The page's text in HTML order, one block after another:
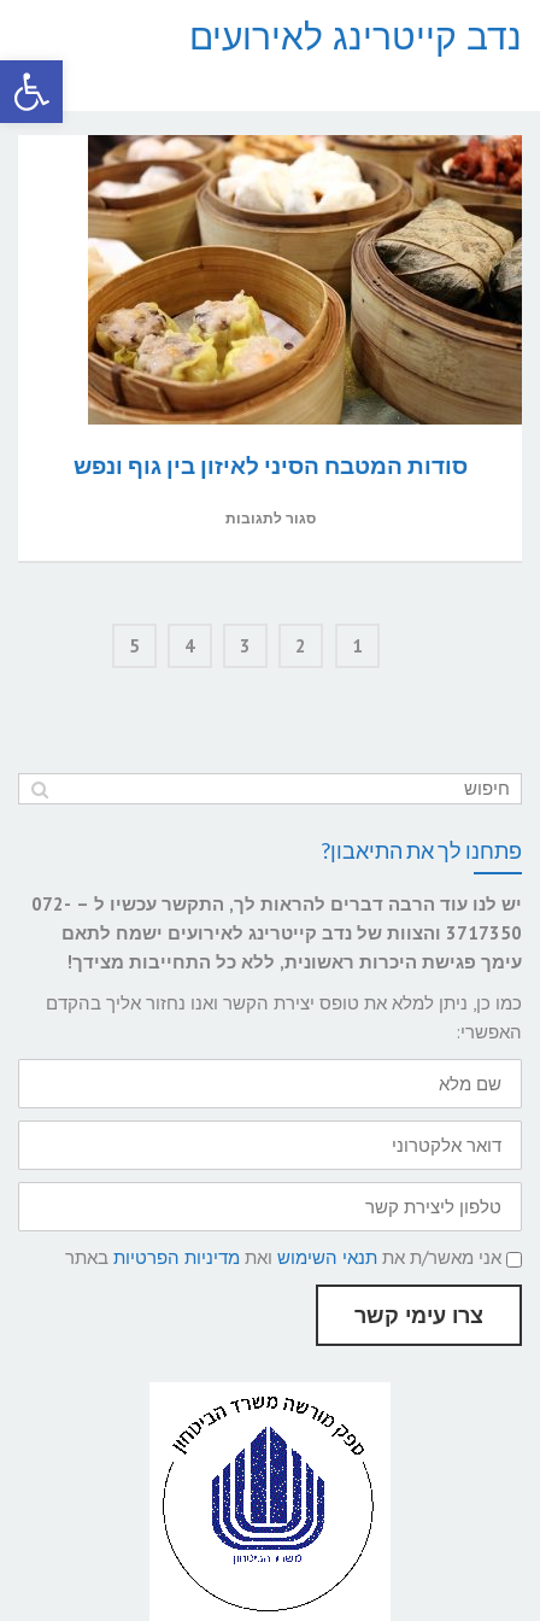
פתח
נדב קייטרינג לאירועים
סודות המטבח הסיני לאיזון בין גוף ונפש
סגור לתגובות
ונפש
1
2
3
4
5
פתחנו לך את התיאבון?
יש לנו עוד הרבה דברים להראות לך, התקשר עכשיו ל – 072-
3717350 והצוות של נדב קייטרינג לאירועים ישמח לתאם
עימך פגישת היכרות ראשונית, ללא כל התחייבות מצידך!
כמו כן, ניתן למלא את טופס יצירת הקשר ואנו נחזור אליך בהקדם
האפשרי:
שם
מלא
דואר
אלקטרוני
טלפון
ליצירת
קשר
תנאי
שימוש
ומדיניות
פרטיות
אני מאשר/ת את תנאי השימוש ואת מדיניות הפרטיות באתר
צרו עימי קשר